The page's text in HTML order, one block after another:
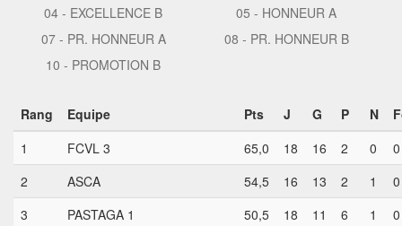
04 - EXCELLENCE B
05 - HONNEUR A
07 - PR. HONNEUR A
08 - PR. HONNEUR B
10 - PROMOTION B
Rang Equipe Pts J G P N
1
FCVL 3 65,0 18 16 2 0
0
2
ASCA 54,5 16 13 2 1
0
3
PASTAGA 1 50,5 18 11 6 1
0